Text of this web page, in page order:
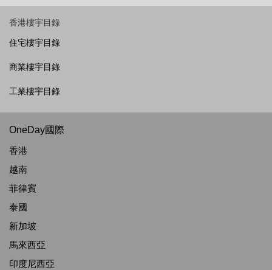
香港樓宇目錄
住宅樓宇目錄
商業樓宇目錄
工業樓宇目錄
OneDay國際
香港
越南
菲律賓
泰國
新加坡
馬來西亞
印度尼西亞